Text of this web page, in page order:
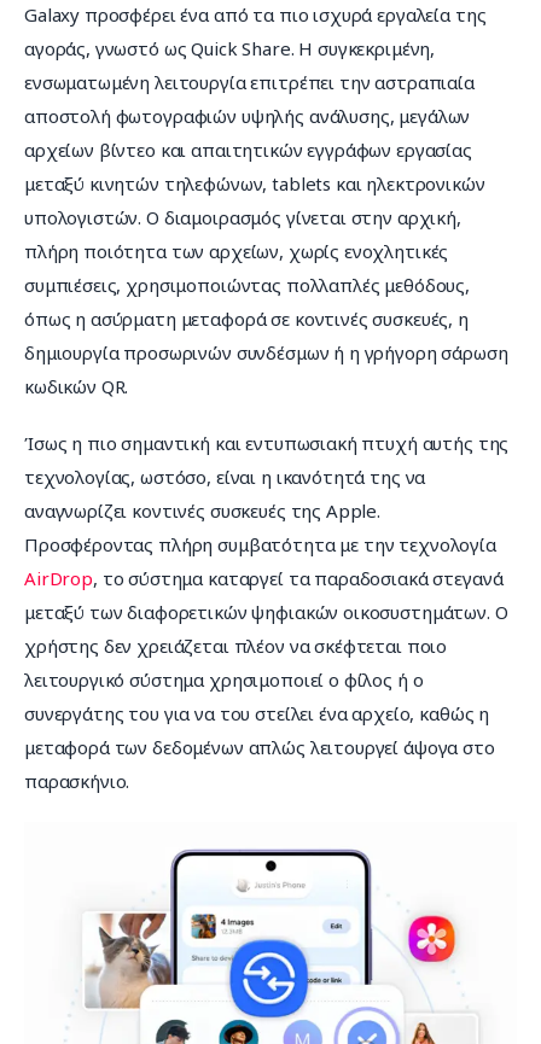
Galaxy προσφέρει ένα από τα πιο ισχυρά εργαλεία της
αγοράς, γνωστό ως Quick Share. Η συγκεκριμένη,
ενσωματωμένη λειτουργία επιτρέπει την αστραπιαία
αποστολή φωτογραφιών υψηλής ανάλυσης, μεγάλων
αρχείων βίντεο και απαιτητικών εγγράφων εργασίας
μεταξύ κινητών τηλεφώνων, tablets και ηλεκτρονικών
υπολογιστών. Ο διαμοιρασμός γίνεται στην αρχική,
πλήρη ποιότητα των αρχείων, χωρίς ενοχλητικές
συμπιέσεις, χρησιμοποιώντας πολλαπλές μεθόδους,
όπως η ασύρματη μεταφορά σε κοντινές συσκευές, η
δημιουργία προσωρινών συνδέσμων ή η γρήγορη σάρωση
κωδικών QR.
Ίσως η πιο σημαντική και εντυπωσιακή πτυχή αυτής της
τεχνολογίας, ωστόσο, είναι η ικανότητά της να
αναγνωρίζει κοντινές συσκευές της Apple.
Προσφέροντας πλήρη συμβατότητα με την τεχνολογία
AirDrop, το σύστημα καταργεί τα παραδοσιακά στεγανά
μεταξύ των διαφορετικών ψηφιακών οικοσυστημάτων. Ο
χρήστης δεν χρειάζεται πλέον να σκέφτεται ποιο
λειτουργικό σύστημα χρησιμοποιεί ο φίλος ή ο
συνεργάτης του για να του στείλει ένα αρχείο, καθώς η
μεταφορά των δεδομένων απλώς λειτουργεί άψογα στο
παρασκήνιο.